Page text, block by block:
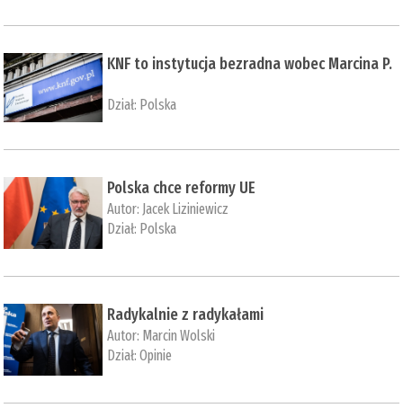
KNF to instytucja bezradna wobec Marcina P.
Dział: Polska
Polska chce reformy UE
Autor: Jacek Liziniewicz
Dział: Polska
Radykalnie z radykałami
Autor: Marcin Wolski
Dział:Opinie